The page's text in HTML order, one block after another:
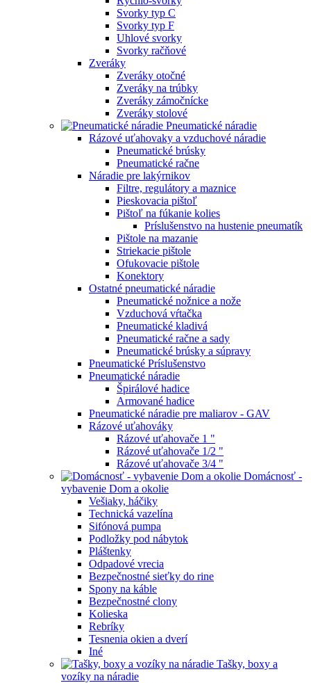
Svorky typ C
Svorky typ F
Uhlové svorky
Svorky račňové
Zveráky
Zveráky otočné
Zveráky na trúbky
Zveráky zámočnícke
Zveráky stolové
Pneumatické náradie
Rázové uťahovaky a vzduchové náradie
Pneumatické brúsky
Pneumatické račne
Náradie pre lakýrnikov
Filtre, regulátory a maznice
Pieskovacia pištoľ
Pištoľ na fúkanie kolies
Príslušenstvo na hustenie pneumatík
Pištole na mazanie
Striekacie pištole
Ofukovacie pištole
Konektory
Ostatné pneumatické náradie
Pneumatické nožnice a nože
Vzduchová vŕtačka
Pneumatické kladivá
Pneumatické račne a sady
Pneumatické brúsky a súpravy
Pneumatické Príslušenstvo
Pneumatické náradie
Špirálové hadice
Armované hadice
Pneumatické náradie pre maliarov - GAV
Rázové uťahováky
Rázové uťahovače 1 "
Rázové uťahovače 1/2 "
Rázové uťahovače 3/4 "
Domácnosť -
vybavenie Dom a okolie
Vešiaky, háčiky
Technická vazelína
Sifónová pumpa
Podložky pod nábytok
Pláštenky
Odpadové vrecia
Bezpečnostné sieťky do rine
Spony na káble
Bezpečnostné clony
Kolieska
Rebríky
Tesnenia okien a dverí
Iné
Tašky, boxy a
vozíky na náradie